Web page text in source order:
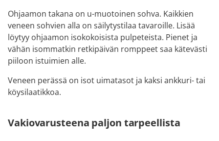
Ohjaamon takana on u-muotoinen sohva. Kaikkien
veneen sohvien alla on säilytystilaa tavaroille. Lisää
löytyy ohjaamon isokokoisista pulpeteista. Pienet ja
vähän isommatkin retkipäivän romppeet saa kätevästi
piiloon istuimien alle.
Veneen perässä on isot uimatasot ja kaksi ankkuri- tai
köysilaatikkoa.
Vakiovarusteena paljon tarpeellista